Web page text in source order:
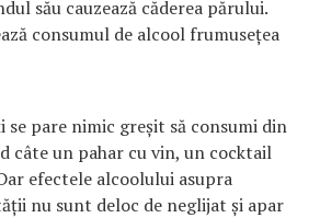
său cauzează căderea părului.
consumul de alcool frumusețea
se pare nimic greșit să consumi din
câte un pahar cu vin, un cocktail
efectele alcoolului asupra
nu sunt deloc de neglijat și apar